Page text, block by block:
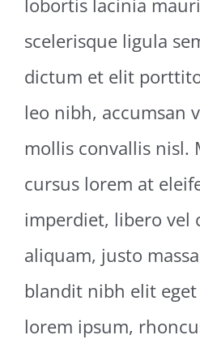
scelerisque ligula
dictum et elit
leo nibh, accumsan
mollis convallis nisl.
cursus lorem at
imperdiet, libero vel
aliquam, justo
blandit nibh elit
lorem ipsum,